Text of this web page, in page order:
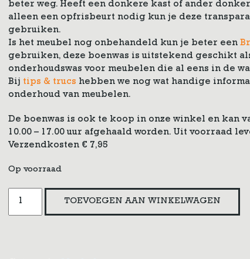
beter weg. Heeft een donkere kast of ander
alleen een opfrisbeurt nodig kun je deze
gebruiken.
Is het meubel nog onbehandeld kun je beter een
gebruiken, deze boenwas is uitstekend geschikt
onderhoudswas voor meubelen die al eens in de
Bij tips & trucs hebben we nog wat handige
onderhoud van meubelen.
De boenwas is ook te koop in onze winkel en kan
10.00 – 17.00 uur afgehaald worden. Uit voorraad
Verzendkosten € 7,95
Op voorraad
TOEVOEGEN AAN WINKELWAGEN